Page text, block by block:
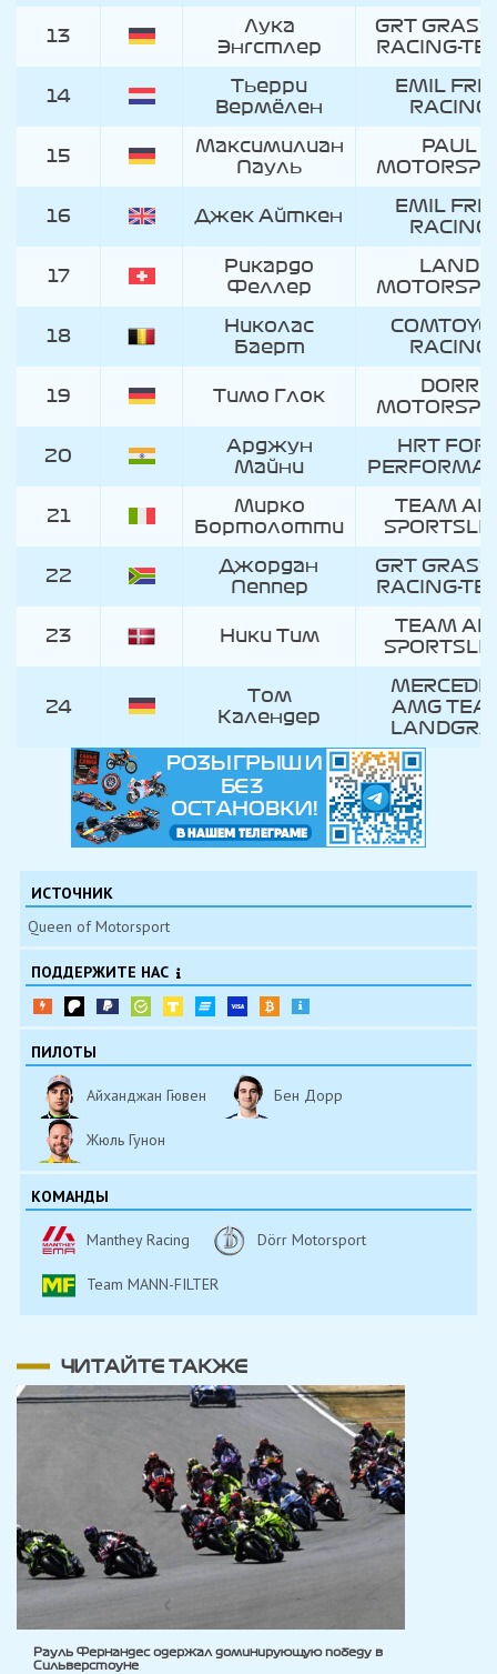
13
Лука
Энгстлер
GRT
RACING-
14
Тьерри
Вермёлен
EMIL
RACING
15
Максимилиан
Пауль
PAUL
16 Джек Айткен
EMIL
RACING
17
Рикардо
Феллер
LAND
18
Николас
Баерт
RACING
19 Тимо Глок
DORR
20
Арджун
Майни
HRT
21
Мирко
Бортолотти
TEAM
22
Джордан
Пеппер
GRT
RACING-
23 Ники Тим
TEAM
24
Том
Календер
AMG
ИСТОЧНИК
Queen of Motorsport
ПОДДЕРЖИТЕ НАС
ПИЛОТЫ
Айханджан Гювен Бен Дорр
Жюль Гунон
КОМАНДЫ
Manthey Racing Dörr Motorsport
Team MANN-FILTER
ЧИТАЙТЕ ТАКЖЕ
Рауль Фернандес одержал доминирующую победу в
Сильверстоуне